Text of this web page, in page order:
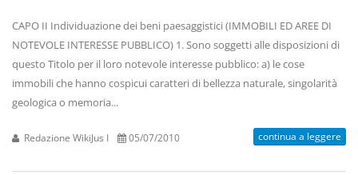
CAPO II Individuazione dei beni paesaggistici (IMMOBILI ED AREE DI
NOTEVOLE INTERESSE PUBBLICO) 1. Sono soggetti alle disposizioni di
questo Titolo per il loro notevole interesse pubblico: a) le cose
immobili che hanno cospicui caratteri di bellezza naturale, singolarità
geologica o memoria...
Redazione WikiJus I 05/07/2010 continua a leggere